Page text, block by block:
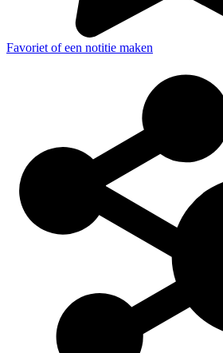
Favoriet of een notitie maken